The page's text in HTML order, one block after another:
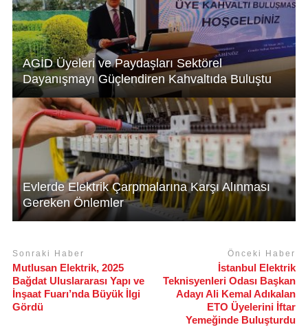
AGİD Üyeleri ve Paydaşları Sektörel
Dayanışmayı Güçlendiren Kahvaltıda Buluştu
Evlerde Elektrik Çarpmalarına Karşı Alınması
Gereken Önlemler
Sonraki Haber
Mutlusan Elektrik, 2025
Bağdat Uluslararası Yapı ve
İnşaat Fuarı’nda Büyük İlgi
Gördü
Önceki Haber
İstanbul Elektrik
Teknisyenleri Odası Başkan
Adayı Ali Kemal Adıkalan
ETO Üyelerini İftar
Yemeğinde Buluşturdu